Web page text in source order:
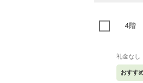
4階
礼金なし
おすす